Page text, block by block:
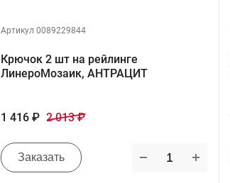
Артикул 0089229844
Крючок 2 шт на рейлинге
ЛинероМозаик, АНТРАЦИТ
1 416 ₽ 2 013 ₽
Заказать